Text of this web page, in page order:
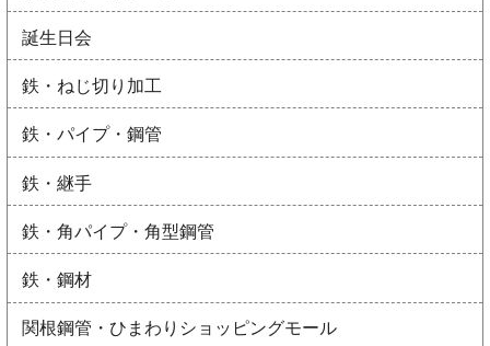
誕生日会
鉄・ねじ切り加工
鉄・パイプ・鋼管
鉄・継手
鉄・角パイプ・角型鋼管
鉄・鋼材
関根鋼管・ひまわりショッピングモール